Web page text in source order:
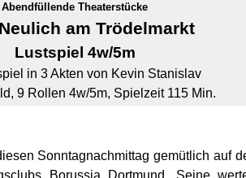
Abendfüllende Theaterstücke
am Trödelmarkt
Lustspiel 4w/5m
in 3 Akten von Kevin Stanislav
9 Rollen 4w/5m, Spielzeit 115 Min.
Sonntagnachmittag gemütlich auf
Borussia Dortmund. Seine